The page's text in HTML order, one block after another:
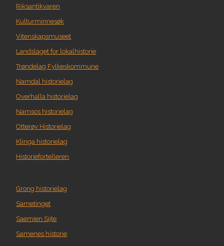
Riksantikvaren
Kulturminnesøk
Vitenskapsmuseet
Landslaget for lokalhistorie
Trøndelag Fylkeskommune
Namdal historielag
Overhalla historielag
Namsos historielag
Otterøy Historielag
Klinga historielag
Historiefortelleren
Grong historielag
Sametinget
Saemien Sijte
Samenes historie